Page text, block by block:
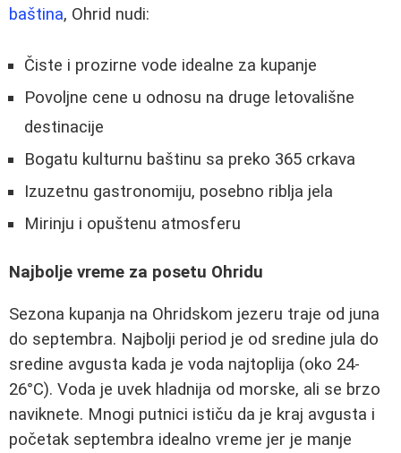
baština, Ohrid nudi:
Čiste i prozirne vode idealne za kupanje
Povoljne cene u odnosu na druge letovališne
destinacije
Bogatu kulturnu baštinu sa preko 365 crkava
Izuzetnu gastronomiju, posebno riblja jela
Mirinju i opuštenu atmosferu
Najbolje vreme za posetu Ohridu
Sezona kupanja na Ohridskom jezeru traje od juna
do septembra. Najbolji period je od sredine jula do
sredine avgusta kada je voda najtoplija (oko 24-
26°C). Voda je uvek hladnija od morske, ali se brzo
naviknete. Mnogi putnici ističu da je kraj avgusta i
početak septembra idealno vreme jer je manje